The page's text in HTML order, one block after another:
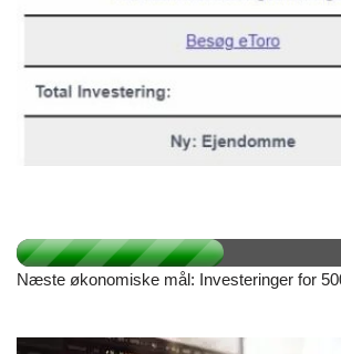
Næste økonomiske mål: Investeringer for